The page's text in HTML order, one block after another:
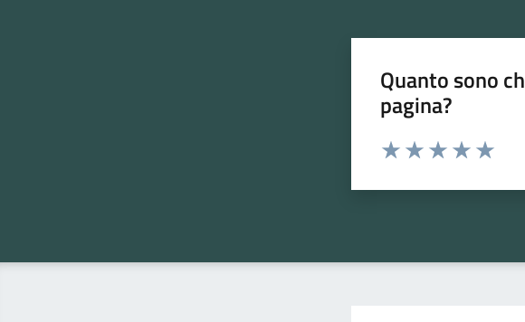
Quanto sono
pagina?
Valuta da 1 a 5 stelle la